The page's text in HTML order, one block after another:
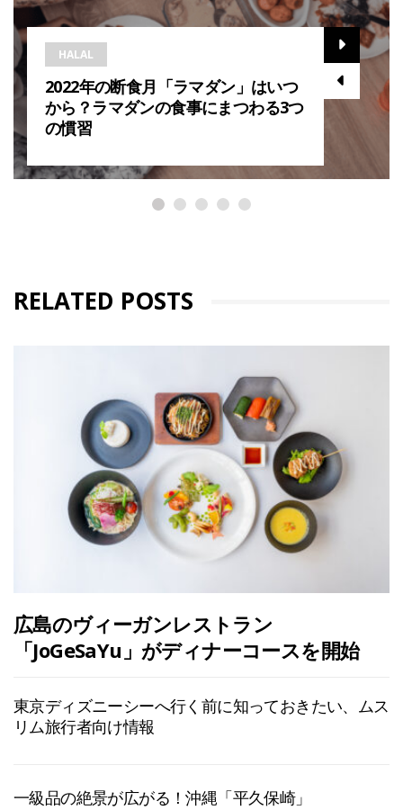
HALAL
2022年の断食月「ラマダン」はいつ
から？ラマダンの食事にまつわる3つ
の慣習
RELATED POSTS
広島のヴィーガンレストラン
「JoGeSaYu」がディナーコースを開始
東京ディズニーシーへ行く前に知っておきたい、ムス
リム旅行者向け情報
一級品の絶景が広がる！沖縄「平久保崎」